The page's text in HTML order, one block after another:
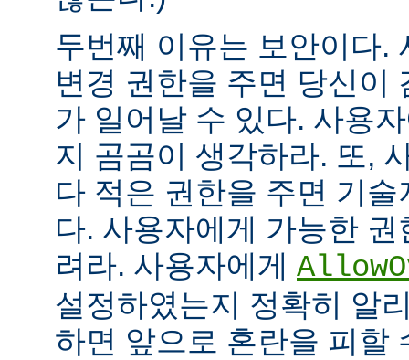
두번째 이유는 보안이다.
변경 권한을 주면 당신이
가 일어날 수 있다. 사용
지 곰곰이 생각하라. 또,
다 적은 권한을 주면 기
다. 사용자에게 가능한
려라. 사용자에게
설정하였는지 정확히 알
하면 앞으로 혼란을 피할